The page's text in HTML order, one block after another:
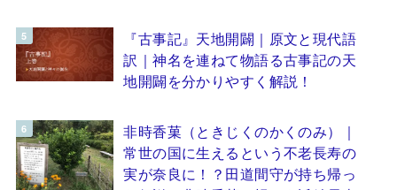
『古事記』天地開闢｜原文と現代語
訳｜神名を連ねて物語る古事記の天
地開闢を分かりやすく解説！
非時香菓（ときじくのかくのみ）｜
常世の国に生えるという不老長寿の
実が奈良に！？田道間守が持ち帰っ